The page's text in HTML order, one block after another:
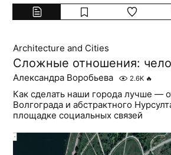
Architecture and Cities
Сложные отношения:
Александра Воробьева 2.6K 🔥
Как сделать наши города лучше —
Волгограда и абстрактного
площадке социальных связей